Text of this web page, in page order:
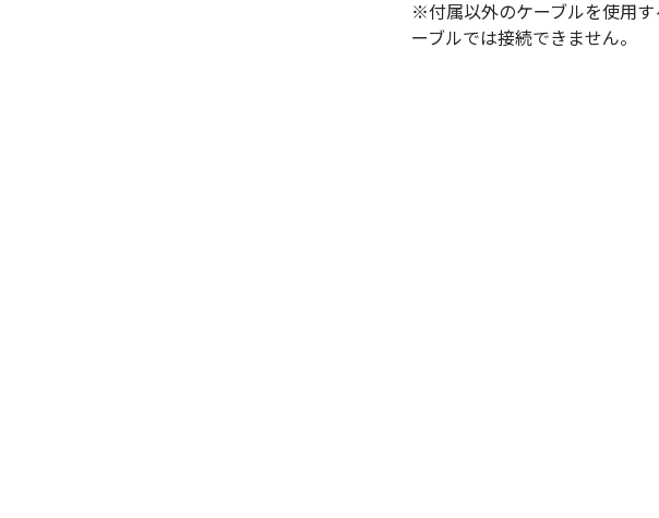
※付属以外のケーブルを使用
ーブルでは接続できません。